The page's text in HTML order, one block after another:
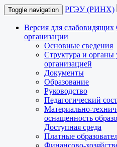
Toggle navigation РГЭУ (РИНХ)
Версия для слабовидящих
организации
Основные сведения
Структура и органы
организацией
Документы
Образование
Руководство
Педагогический
Материально-
оснащенность
Доступная среда
Платные
Финансово-